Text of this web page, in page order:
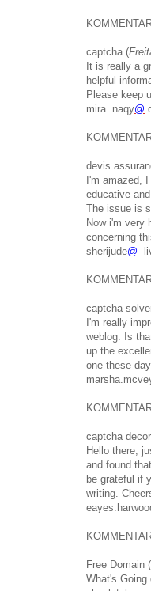
captcha (
It is really a
helpful
Please keep
mira naqy@
devis
I'm amazed,
educative
The issue is
Now i'm very
concerning
sherijude@
captcha
I'm really
weblog. Is
up the
one these
captcha
Hello there,
and found
be grateful if
writing.
Free Domain (
What's